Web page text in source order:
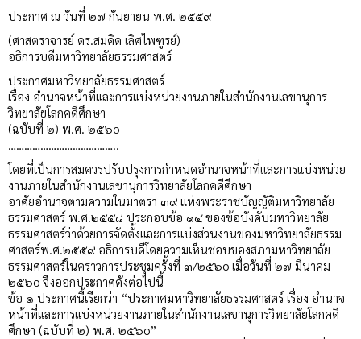
ประกาศ ณ วันที่ ๒๗ กันยายน พ.ศ. ๒๕๕๙
(ศาสตราจารย์ ดร.สมคิด เลิศไพฑูรย์)
อธิการบดีมหาวิทยาลัยธรรมศาสตร์
ประกาศมหาวิทยาลัยธรรมศาสตร์
เรื่อง อำนาจหน้าที่และการแบ่งหน่วยงานภายในสำนักงานเลขานุการ
วิทยาลัยโลกคดีศึกษา
(ฉบับที่ ๒) พ.ศ. ๒๕๖o
…………………………………..
โดยที่เป็นการสมควรปรับปรุงการกำหนดอำนาจหน้าที่และการแบ่งหน่วย
งานภายในสำนักงานเลขานุการวิทยาลัยโลกคดีศึกษา
อาศัยอำนาจตามความในมาตรา ๓๙ แห่งพระราชบัญญัติมหาวิทยาลัย
ธรรมศาสตร์ พ.ศ.๒๕๕๘ ประกอบข้อ ๑๔ ของข้อบังคับมหาวิทยาลัย
ธรรมศาสตร์ว่าด้วยการจัดตั้งและการแบ่งส่วนงานของมหาวิทยาลัยธรรม
ศาสตร์พ.ศ.๒๕๕๙ อธิการบดีโดยความเห็นชอบของสภามหาวิทยาลัย
ธรรมศาสตร์ในคราวการประชุมครั้งที่ ๓/๒๕๖o เมื่อวันที่ ๒๗ มีนาคม
๒๕๖o จึงออกประกาศดังต่อไปนี้
ข้อ ๑ ประกาศนี้เรียกว่า “ประกาศมหาวิทยาลัยธรรมศาสตร์ เรื่อง อำนาจ
หน้าที่และการแบ่งหน่วยงานภายในสำนักงานเลขานุการวิทยาลัยโลกคดี
ศึกษา (ฉบับที่ ๒) พ.ศ. ๒๕๖o”